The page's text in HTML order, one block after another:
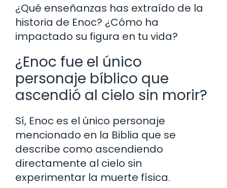
¿Qué enseñanzas has extraído de la
historia de Enoc? ¿Cómo ha
impactado su figura en tu vida?
¿Enoc fue el único
personaje bíblico que
ascendió al cielo sin morir?
Sí, Enoc es el único personaje
mencionado en la Biblia que se
describe como ascendiendo
directamente al cielo sin
experimentar la muerte física.